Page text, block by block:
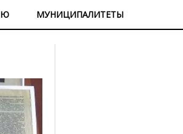
МУНИЦИПАЛИТЕТЫ